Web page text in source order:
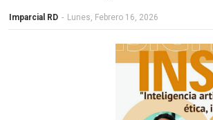
Imparcial RD - Lunes, Febrero 16, 2026